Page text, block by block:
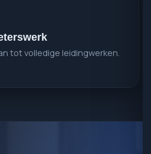
tot volledige leidingwerken.